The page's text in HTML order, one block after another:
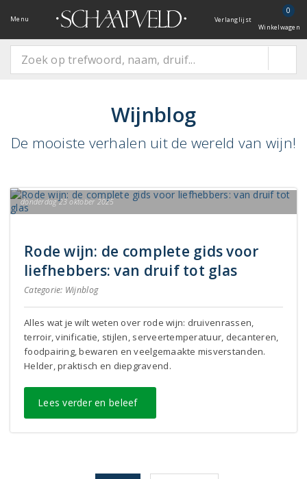
Menu Verlanglijst
0
Winkelwagen
Wijnblog
De mooiste verhalen uit de wereld van wijn!
donderdag 23 oktober 2025
Rode wijn: de complete gids voor
liefhebbers: van druif tot glas
Categorie: Wijnblog
Alles wat je wilt weten over rode wijn: druivenrassen,
terroir, vinificatie, stijlen, serveertemperatuur, decanteren,
foodpairing, bewaren en veelgemaakte misverstanden.
Helder, praktisch en diepgravend.
Lees verder en beleef